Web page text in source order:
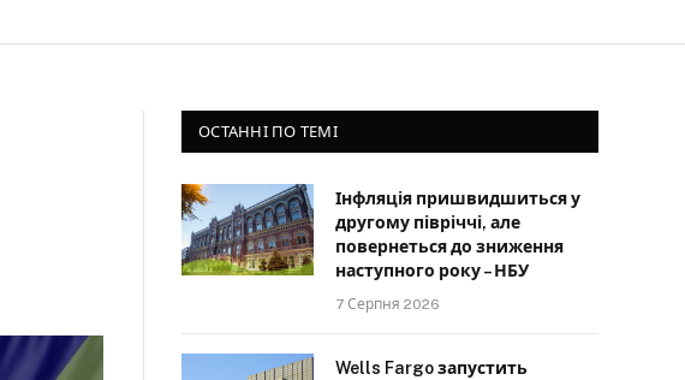
ОСТАННІ ПО ТЕМІ
Інфляція пришвидшиться у
другому півріччі, але
повернеться до зниження
наступного року – НБУ
7 Серпня 2026
Wells Fargo запустить